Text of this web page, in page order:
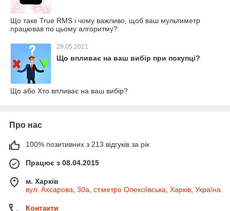
Що таке True RMS і чому важливо, щоб ваш мультиметр
працював по цьому алгоритму?
29.05.2021
Що впливає на ваш вибір при покупці?
Що або Хто впливає на ваш вибір?
Про нас
100% позитивних з 213 відгуків за рік
Працює з 08.04.2015
м. Харків
вул. Ахсарова, 30а, ст.метро Олексіївська, Харків, Україна
Контакти